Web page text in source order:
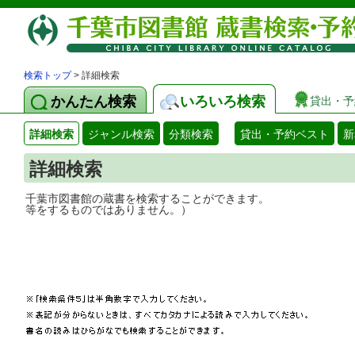
検索トップ> 詳細検索
かんたん検索 いろいろ検索 貸出・
詳細検索 ジャンル検索 分類検索 貸出・予約ベスト
詳細検索
千葉市図書館の蔵書を検索することがで
等をするものではありません。）